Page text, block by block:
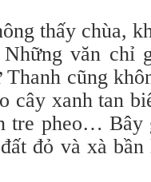
thấy chùa,
văn chỉ
cũng
cây xanh tan
tre pheo… Bây
đỏ và xà bần